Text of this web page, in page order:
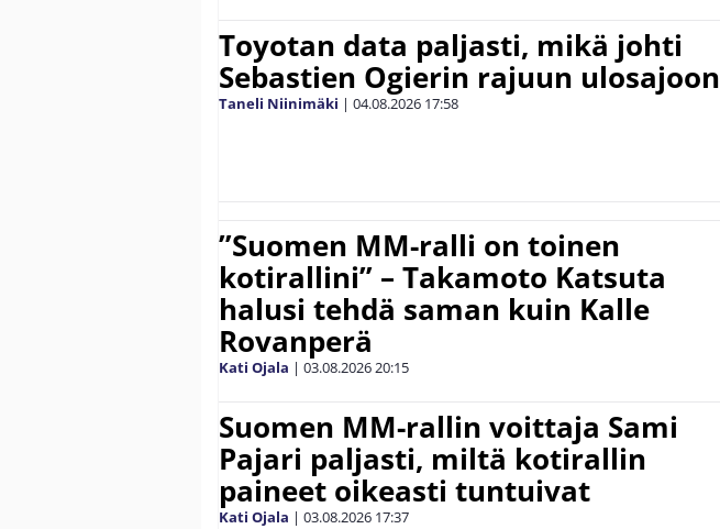
Toyotan data paljasti, mikä johti
Sebastien Ogierin rajuun ulosajoon
Taneli Niinimäki | 04.08.2026 17:58
”Suomen MM-ralli on toinen
kotirallini” – Takamoto Katsuta
halusi tehdä saman kuin Kalle
Rovanperä
Kati Ojala | 03.08.202620:15
Suomen MM-rallin voittaja Sami
Pajari paljasti, miltä kotirallin
paineet oikeasti tuntuivat
Kati Ojala | 03.08.2026 17:37